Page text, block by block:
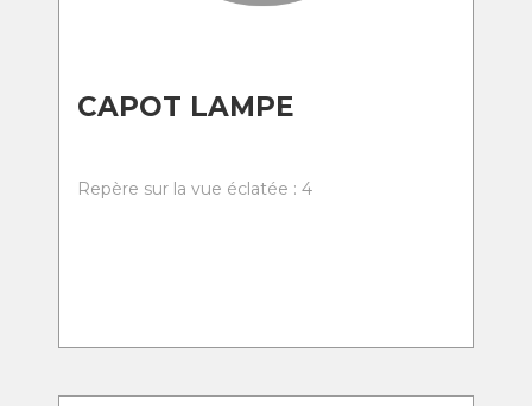
CAPOT LAMPE
Repère sur la vue éclatée : 4